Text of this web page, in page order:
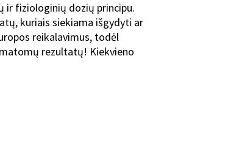
ir fiziologinių dozių principu.
kuriais siekiama išgydyti ar
reikalavimus, todėl
rezultatų! Kiekvieno